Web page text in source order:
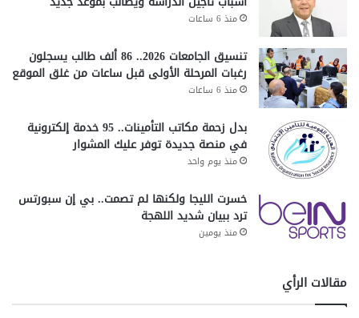
منذ 6 ساعات
تنسيق الجامعات 2026.. 86 ألف طالب يسجلون
رغبات المرحلة الأولى قبل ساعات من غلق الموقع
منذ 6 ساعات
بدل زحمة مكاتب التأمينات.. 95 خدمة إلكترونية
في منصة جديدة توفر عليك المشوار
منذ يوم واحد
خسرت الليجا ولكنها لم تصمت.. بي إن سبورتس
ترد ببيان شديد اللهجة
منذ يومين
مقالات الرأي